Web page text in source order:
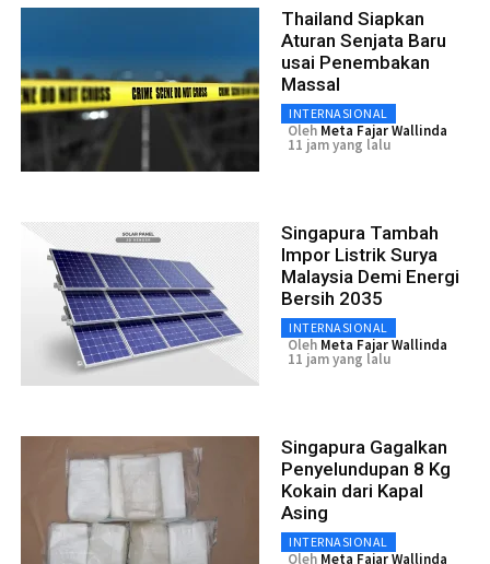
Thailand Siapkan
Aturan Senjata Baru
usai Penembakan
Massal
INTERNASIONAL
Oleh Meta Fajar Wallinda
11 jam yang lalu
Singapura Tambah
Impor Listrik Surya
Malaysia Demi Energi
Bersih 2035
INTERNASIONAL
Oleh Meta Fajar Wallinda
11 jam yang lalu
Singapura Gagalkan
Penyelundupan 8 Kg
Kokain dari Kapal
Asing
INTERNASIONAL
Oleh Meta Fajar Wallinda